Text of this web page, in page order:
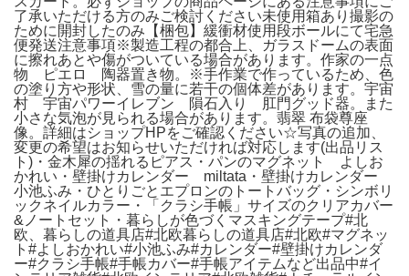
了承いただける方のみご検討ください未使用箱あり撮影の
ために開封したのみ【梱包】緩衝材使用段ボールにて宅急
便発送注意事項※製造工程の都合上、ガラスドームの表面
に擦れあとや傷がついている場合があります。作家の一点
物 ピエロ 陶器置き物。※手作業で作っているため、色
の塗り方や形状、雪の量に若干の個体差があります。宇宙
村 宇宙パワーイレブン 隕石入り 肛門グッド器。また
小さな気泡が見られる場合があります。翡翠 布袋尊座
像。詳細はショップHPをご確認ください☆写真の追加、
変更の希望はお知らせいただければ対応します(出品リス
ト)・金木犀の揺れるピアス・パンのマグネット よしお
かれい・壁掛けカレンダー miltata・壁掛けカレンダー
小池ふみ・ひとりごとエプロンのトートバッグ・シンボリ
ックネイルカラー・「クラシ手帳」サイズのクリアカバー
&ノートセット・暮らしが色づくマスキングテープ#北
欧、暮らしの道具店#北欧暮らしの道具店#北欧#マグネッ
ト#よしおかれい#小池ふみ#カレンダー#壁掛けカレンダ
ー#クラシ手帳#手帳カバー#手帳アイテムなど出品中#イ